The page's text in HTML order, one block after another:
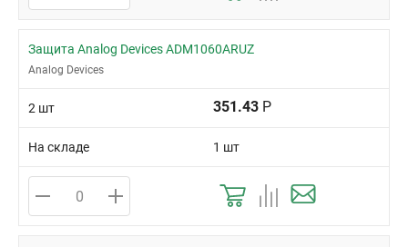
Защита Analog Devices ADM1060ARUZ
Analog Devices
2 шт 351.43 Р
На складе 1 шт